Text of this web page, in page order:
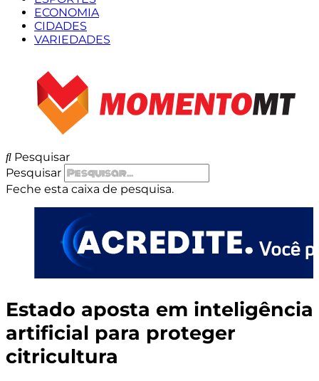
ECONOMIA
CIDADES
VARIEDADES
Pesquisar
Pesquisar
Feche esta caixa de pesquisa.
Estado aposta em inteligência
artificial para proteger
citricultura